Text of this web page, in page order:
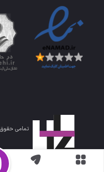
تمامی